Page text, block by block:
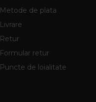
Metode de plata
Livrare
Retur
Formular retur
Puncte de loialitate